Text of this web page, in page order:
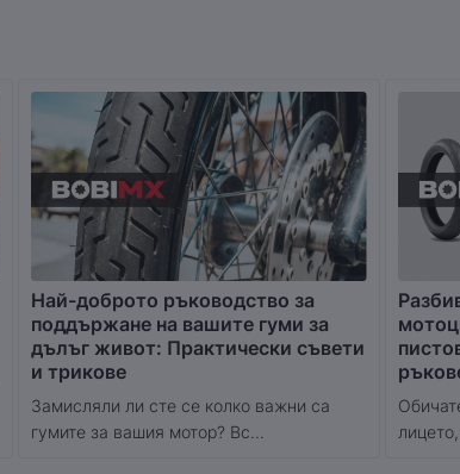
Най-доброто ръководство за
поддържане на вашите гуми за
дълъг живот: Практически съвети
и трикове
Замисляли ли сте се колко важни са
гумите за вашия мотор? Вс...